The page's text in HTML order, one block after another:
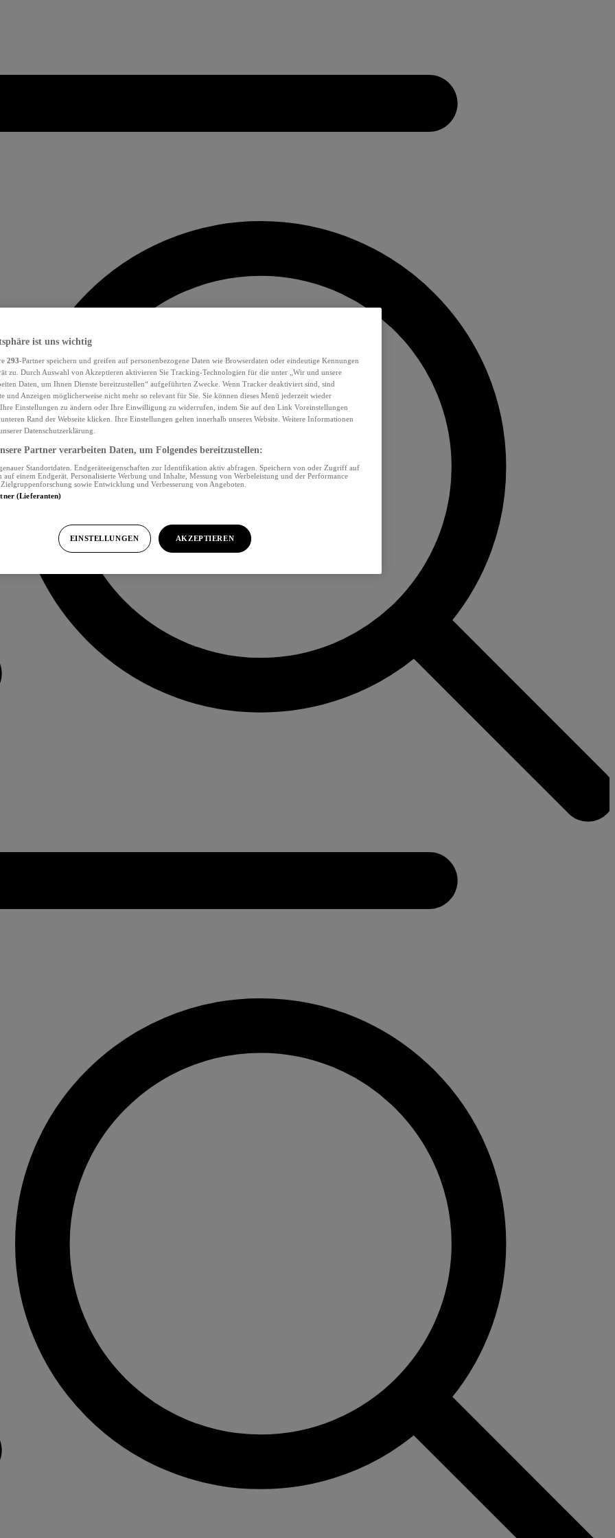
ist uns wichtig
293-Partner speichern und greifen auf personenbezogene Daten wie Browserdaten oder eindeutige Kennungen
zu. Durch Auswahl von Akzeptieren aktivieren Sie Tracking-Technologien für die unter „Wir und unsere
Daten, um Ihnen Dienste bereitzustellen“ aufgeführten Zwecke. Wenn Tracker deaktiviert sind, sind
und Anzeigen möglicherweise nicht mehr so relevant für Sie. Sie können dieses Menü jederzeit wieder
Einstellungen zu ändern oder Ihre Einwilligung zu widerrufen, indem Sie auf den Link Voreinstellungen
Rand der Webseite klicken. Ihre Einstellungen gelten innerhalb unseres Website. Weitere Informationen
Datenschutzerklärung.
Partner verarbeiten Daten, um Folgendes bereitzustellen:
Standortdaten. Endgeräteeigenschaften zur Identifikation aktiv abfragen. Speichern von oder Zugriff auf
einem Endgerät. Personalisierte Werbung und Inhalte, Messung von Werbeleistung und der Performance
sowie Entwicklung und Verbesserung von Angeboten.
(Lieferanten)
EINSTELLUNGEN AKZEPTIEREN